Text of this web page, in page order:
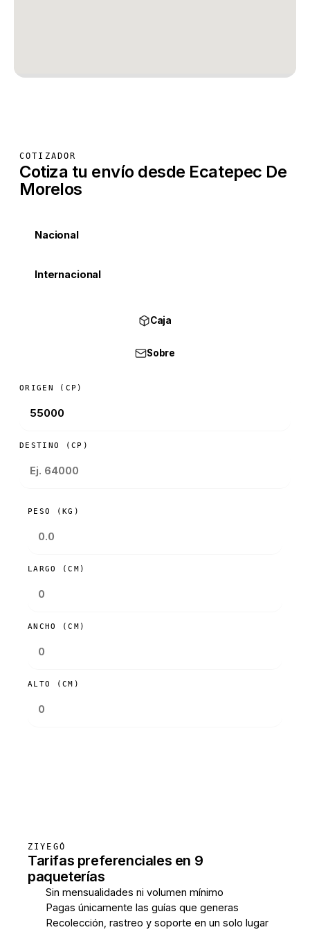
COTIZADOR
Cotiza tu envío desde Ecatepec De
Morelos
Nacional
Internacional
Caja
Sobre
ORIGEN (CP)
DESTINO (CP)
PESO (KG)
LARGO (CM)
ANCHO (CM)
ALTO (CM)
ZIYEGÓ
Tarifas preferenciales en 9
paqueterías
Sin mensualidades ni volumen mínimo
Pagas únicamente las guías que generas
Recolección, rastreo y soporte en un solo lugar